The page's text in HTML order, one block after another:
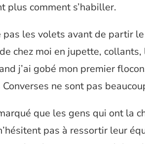
plus comment s’habiller.
pas les volets avant de partir
chez moi en jupette, collants,
j’ai gobé mon premier
ne sont pas
que les gens qui ont la
pas à ressortir leur